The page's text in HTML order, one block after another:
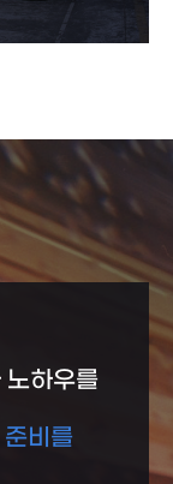
하우를
비를